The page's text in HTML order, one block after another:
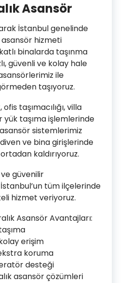
Asansör
İstanbul genelinde
hizmeti
binalarda taşınma
güvenli ve kolay hale
ile
taşıyoruz.
taşımacılığı, villa
yük taşıma işlemlerinde
sistemlerimiz
ve bina girişlerinde
kaldırıyoruz.
güvenilir
tüm ilçelerinde
hizmet veriyoruz.
Asansör Avantajları:
erişim
koruma
desteği
asansör çözümleri